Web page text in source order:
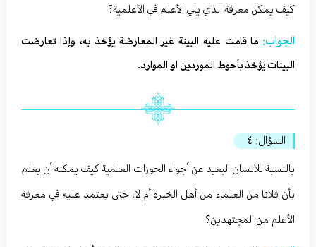
كيف يمكن معرفة الذي يلي الأعلم في الأعلمية؟
الجواب: ما قامت عليه البينة غير المعارضة يؤخذ به، وإذا تعارضت
البينات يؤخذ بأحوط الموردين او الموارد.
السؤال: ٤
بالنسبة للانسان البعيد عن أجواء الحوزات العلمية كيف يمكنه أن يعلم
بأن فلانا من العلماء من أهل الخبرة أم لا، حتى يعتمد عليه في معرفة
الأعلم من المجتهدين؟